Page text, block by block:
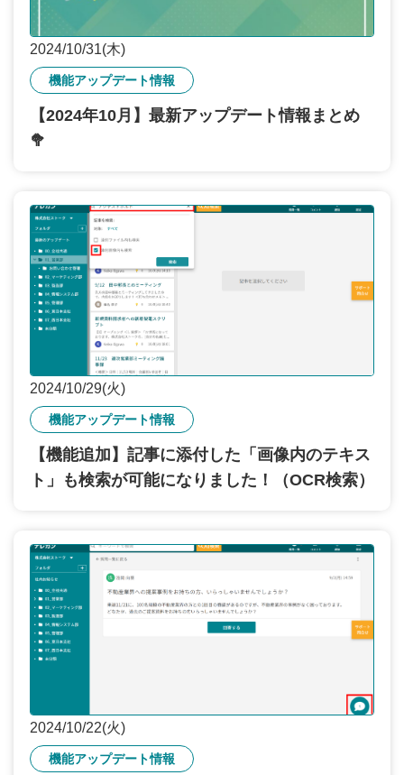
2024/10/31(木)
機能アップデート情報
【2024年10月】最新アップデート情報まとめ
🥦
2024/10/29(火)
機能アップデート情報
【機能追加】記事に添付した「画像内のテキス
ト」も検索が可能になりました！（OCR検索）
2024/10/22(火)
機能アップデート情報